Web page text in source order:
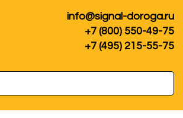
info@signal-doroga.ru
+7 (800) 550-49-75
+7 (495) 215-55-75